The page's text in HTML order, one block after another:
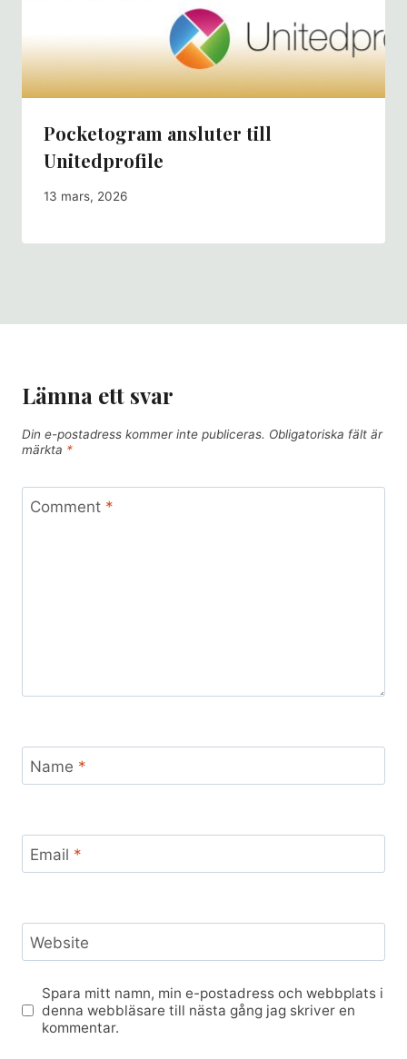
Pocketogram ansluter till
Unitedprofile
13 mars, 2026
Lämna ett svar
Din e-postadress kommer inte publiceras. Obligatoriska fält är
märkta *
Comment *
Name *
Email *
Website
Spara mitt namn, min e-postadress och webbplats i
denna webbläsare till nästa gång jag skriver en
kommentar.